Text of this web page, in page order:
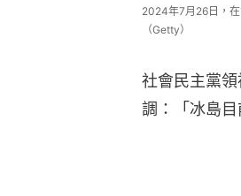
2024年7月26日，
（Getty）
社會民主黨
調：「冰島目